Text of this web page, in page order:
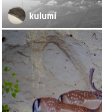
kulumi